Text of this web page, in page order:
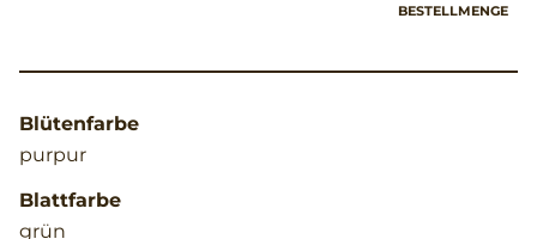
BESTELLMENGE
Blütenfarbe
purpur
Blattfarbe
grün